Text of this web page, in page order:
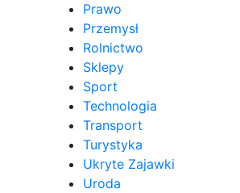
Prawo
Przemysł
Rolnictwo
Sklepy
Sport
Technologia
Transport
Turystyka
Ukryte Zajawki
Uroda